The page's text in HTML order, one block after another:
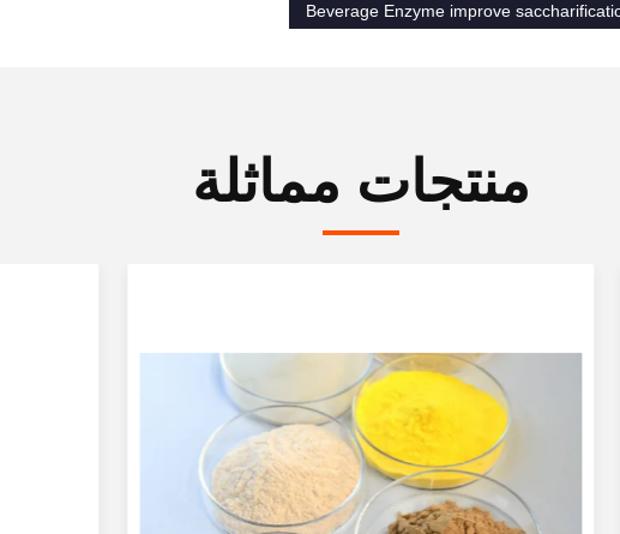
Beverage Enzyme improve
منتجات مماثلة